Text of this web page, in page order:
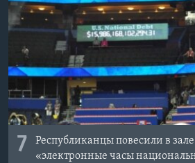
7
Республиканцы повесили в
«электронные часы